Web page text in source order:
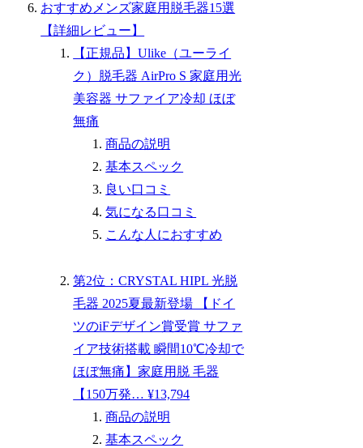
おすすめメンズ家庭用脱毛器15選
【詳細レビュー】
【正規品】Ulike（ユーライ
ク）脱毛器 AirPro S 家庭用光
美容器 サファイア冷却 ほぼ
無痛
商品の説明
基本スペック
良い口コミ
気になる口コミ
こんな人におすすめ
第2位：CRYSTAL HIPL 光脱
毛器 2025夏最新登場 【ドイ
ツのiFデザイン賞受賞 サファ
イア技術搭載 瞬間10℃冷却で
ほぼ無痛】家庭用脱 毛器
【150万発… ¥13,794
商品の説明
基本スペック